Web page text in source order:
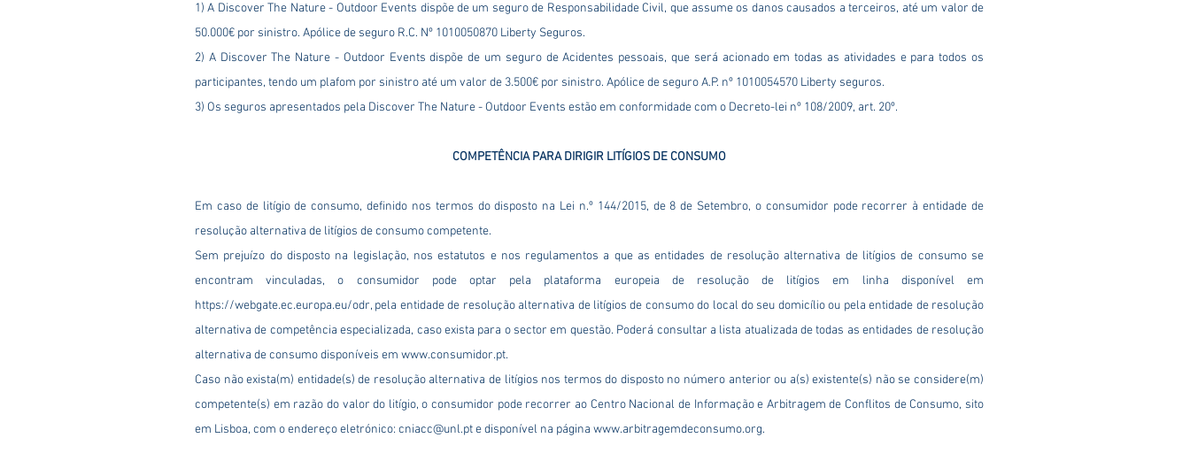
1) A Discover The Nature - Outdoor Events dispõe de um seguro de Responsabilidade Civil, que assume os danos causados a terceiros, até um valor de
50.000€ por sinistro. Apólice de seguro R.C. Nº 1010050870 Liberty Seguros.
​2) A Discover The Nature - Outdoor Events dispõe de um seguro de Acidentes pessoais, que será acionado em todas as atividades e para todos os
participantes, tendo um plafom por sinistro até um valor de 3.500€ por sinistro. Apólice de seguro A.P. nº 1010054570 Liberty seguros.
​3) Os seguros apresentados pela Discover The Nature - Outdoor Events estão em conformidade com o Decreto-lei nº 108/2009, art. 20º.
COMPETÊNCIA PARA DIRIGIR LITÍGIOS DE CONSUMO
Em caso de litígio de consumo, definido nos termos do disposto na Lei n.º 144/2015, de 8 de Setembro, o consumidor pode recorrer à entidade de
resolução alternativa de litígios de consumo competente.
Sem prejuízo do disposto na legislação, nos estatutos e nos regulamentos a que as entidades de resolução alternativa de litígios de consumo se
encontram vinculadas, o consumidor pode optar pela plataforma europeia de resolução de litígios em linha disponível em
https://webgate.ec.europa.eu/odr, pela entidade de resolução alternativa de litígios de consumo do local do seu domicílio ou pela entidade de resolução
alternativa de competência especializada, caso exista para o sector em questão. Poderá consultar a lista atualizada de todas as entidades de resolução
alternativa de consumo disponíveis em www.consumidor.pt.
Caso não exista(m) entidade(s) de resolução alternativa de litígios nos termos do disposto no número anterior ou a(s) existente(s) não se considere(m)
competente(s) em razão do valor do litígio, o consumidor pode recorrer ao Centro Nacional de Informação e Arbitragem de Conflitos de Consumo, sito
em Lisboa, com o endereço eletrónico: cniacc@unl.pte disponível na página www.arbitragemdeconsumo.org.